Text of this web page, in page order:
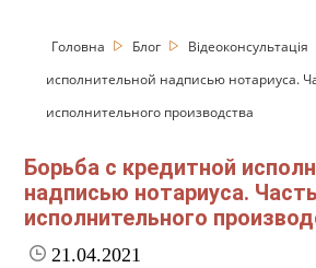
Головна Блог Відеоконсультація
исполнительной надписью нотариуса.
исполнительного производства
Борьба с кредитной
надписью нотариуса.
исполнительного
21.04.2021